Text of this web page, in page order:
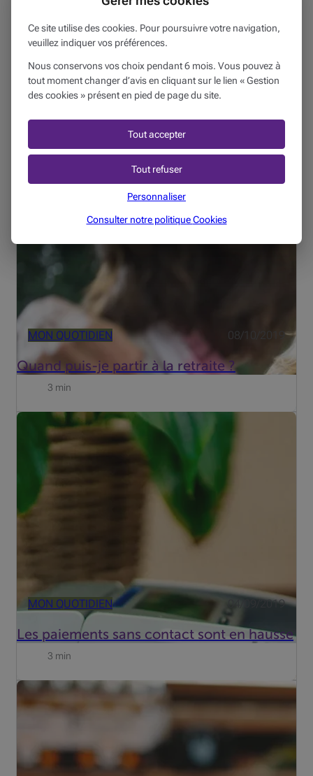
MON QUOTIDIEN
Dans quelle limite un retraité peut-il
gagner des revenus complémentaires ?
4 min
MON QUOTIDIEN 08/10/2019
Quand puis-je partir à la retraite ?
La mise à la retraite survient le premier jour du mois
suivant celui au cours duquel le travailleur a atteint l'âge
légal de la retraite. Depuis 2009, celui-ci est fixé à 65 ans
pour les hommes et les femmes indistinctemen...
3 min
MON QUOTIDIEN 04/09/2019
Les paiements sans contact sont en hausse
Le paiement sans contact est la nouvelle méthode de
paiement. Au lieu d'insérer votre carte de paiement dans
le terminal de paiement et d'entrer votre code PIN, il vous
3 min
Selon Febelfin, la fédération belge du secteur
financier,63% de tous les paiements en Belgique sont
encore effectués en espèces. Une récente étude menée
par iVOX, commandée par Febelfin, révèle plus de
détails. Plus de la ...
Ce site utilise des cookies. Pour poursuivre votre navigation,
veuillez indiquer vos préférences.
Nous conservons vos choix pendant 6 mois. Vous pouvez à
tout moment changer d’avis en cliquant sur le lien « Gestion
des cookies » présent en pied de page du site.
Tout accepter
Tout refuser
Personnaliser
Consulter notre politiqueCookies